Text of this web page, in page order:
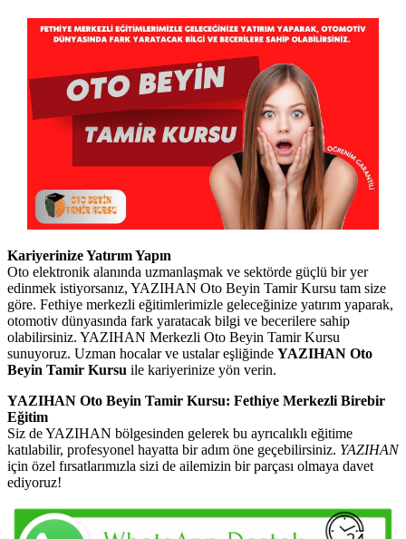
Kariyerinize Yatırım Yapın
Oto elektronik alanında uzmanlaşmak ve sektörde güçlü bir yer
edinmek istiyorsanız, YAZIHAN Oto Beyin Tamir Kursu tam size
göre. Fethiye merkezli eğitimlerimizle geleceğinize yatırım yaparak,
otomotiv dünyasında fark yaratacak bilgi ve becerilere sahip
olabilirsiniz. YAZIHAN Merkezli Oto Beyin Tamir Kursu
sunuyoruz. Uzman hocalar ve ustalar eşliğinde YAZIHAN Oto
Beyin Tamir Kursu ile kariyerinize yön verin.
YAZIHAN Oto Beyin Tamir Kursu: Fethiye Merkezli Birebir
Eğitim
Siz de YAZIHAN bölgesinden gelerek bu ayrıcalıklı eğitime
katılabilir, profesyonel hayatta bir adım öne geçebilirsiniz. YAZIHAN
için özel fırsatlarımızla sizi de ailemizin bir parçası olmaya davet
ediyoruz!